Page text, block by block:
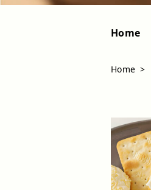
Home
Home